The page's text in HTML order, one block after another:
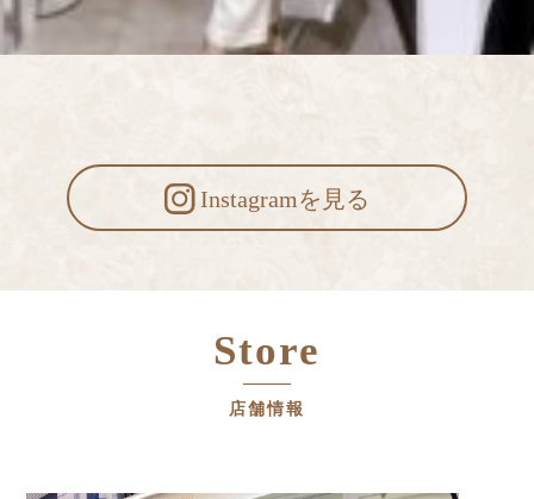
Instagramを見る
Store
店舗情報